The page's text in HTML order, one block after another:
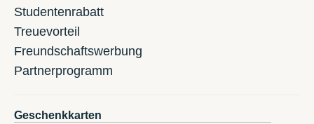
Studentenrabatt
Treuevorteil
Freundschaftswerbung
Partnerprogramm
Geschenkkarten